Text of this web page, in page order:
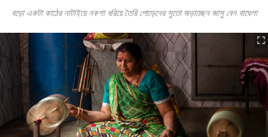
বড়ো একটা কাঠের নাটাইয়ে নকশা ধরিয়ে তৈরি পোড়েনের সুতো জড়াচ্ছেন জাসু বেন বাঘেলা